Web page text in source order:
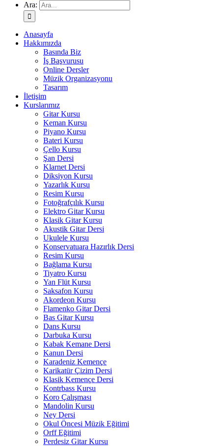
Ara:
Anasayfa
Hakkımızda
Basında Biz
İş Başvurusu
Online Dersler
Müzik Organizasyonu
Tasarım
İletişim
Kurslarımız
Gitar Kursu
Keman Kursu
Piyano Kursu
Bateri Kursu
Çello Kursu
Şan Dersi
Klarnet Dersi
Diksiyon Kursu
Yazarlık Kursu
Resim Kursu
Fotoğrafçılık Kursu
Elektro Gitar Kursu
Klasik Gitar Kursu
Akustik Gitar Dersi
Ukulele Kursu
Konservatuara Hazırlık Dersi
Resim Kursu
Bağlama Kursu
Tiyatro Kursu
Yan Flüt Kursu
Saksafon Kursu
Akordeon Kursu
Flamenko Gitar Dersi
Bas Gitar Kursu
Dans Kursu
Darbuka Kursu
Kabak Kemane Dersi
Kanun Dersi
Karadeniz Kemençe
Karikatür Çizim Dersi
Klasik Kemençe Dersi
Kontrbass Kursu
Koro Çalışması
Mandolin Kursu
Ney Dersi
Okul Öncesi Müzik Eğitimi
Orff Eğitimi
Perdesiz Gitar Kursu